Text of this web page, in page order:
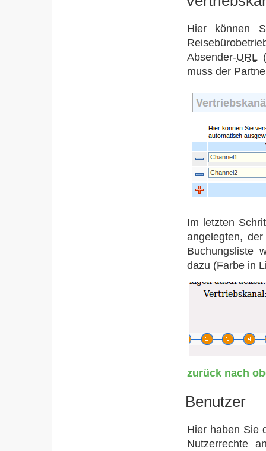
Hier können
Absender-URL
muss der
Im letzten
angelegten,
Buchungsliste
dazu (Farbe in
zurück nach
Benutzer
Hier haben Sie
Nutzerrechte